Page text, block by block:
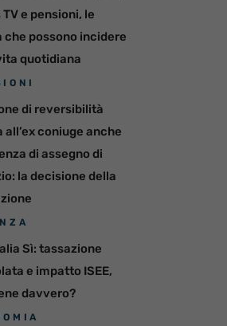
TV e pensioni, le
che possono incidere
quotidiana
di reversibilità
all’ex coniuge anche
di assegno di
la decisione della
Sì: tassazione
e impatto ISEE,
davvero?